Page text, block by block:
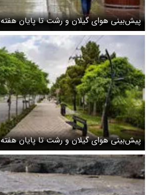
پیش‌بینی هوای گیلان و رشت تا پایان هفته
پیش‌بینی هوای گیلان و رشت تا پایان هفته